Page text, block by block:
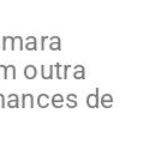
outra
de